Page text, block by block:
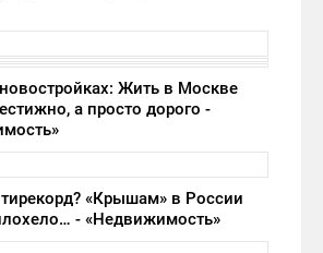
Жить в Москве
а просто дорого -
«Крышам» в России
- «Недвижимость»